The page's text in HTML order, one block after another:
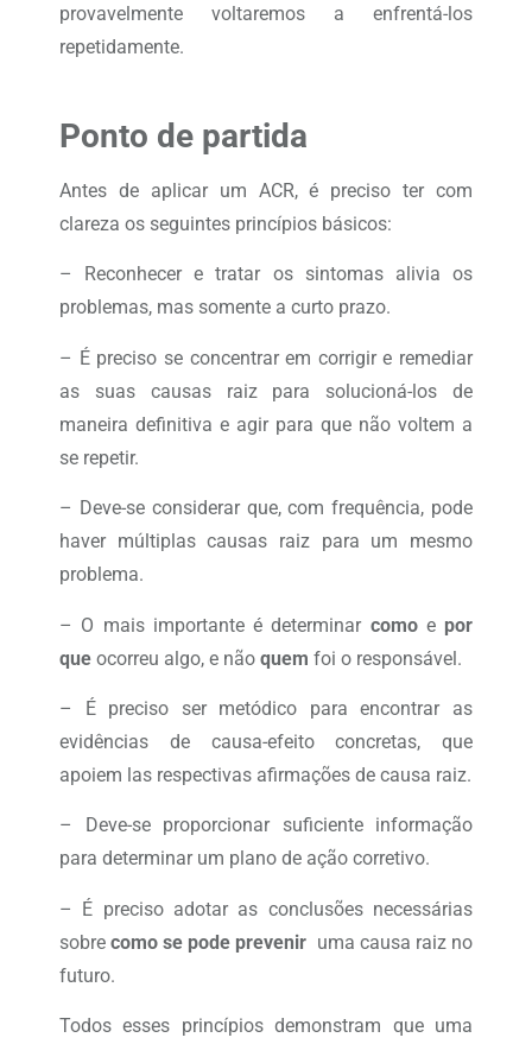
provavelmente voltaremos a enfrentá-los
repetidamente.
Ponto de partida
Antes de aplicar um ACR, é preciso ter com
clareza os seguintes princípios básicos:
– Reconhecer e tratar os sintomas alivia os
problemas, mas somente a curto prazo.
– É preciso se concentrar em corrigir e remediar
as suas causas raiz para solucioná-los de
maneira definitiva e agir para que não voltem a
se repetir.
– Deve-se considerar que, com frequência, pode
haver múltiplas causas raiz para um mesmo
problema.
– O mais importante é determinar comoe por
que ocorreu algo, e não quem foi o responsável.
– É preciso ser metódico para encontrar as
evidências de causa-efeito concretas, que
apoiem las respectivas afirmações de causa raiz.
– Deve-se proporcionar suficiente informação
para determinar um plano de ação corretivo.
– É preciso adotar as conclusões necessárias
sobrecomo se pode prevenir uma causa raiz no
futuro.
Todos esses princípios demonstram que uma